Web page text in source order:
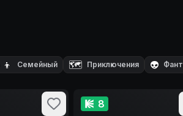
Семейный 🗺️ Приключения 👽
8